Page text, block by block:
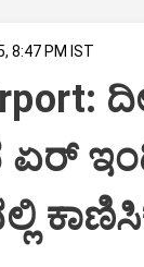
8:47 PM IST
ಏರ್‌